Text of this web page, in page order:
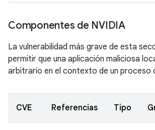
Componentes de NVIDIA
La vulnerabilidad más grave de esta
permitir que una aplicación maliciosa
arbitrario en el contexto de un proceso
CVE Referencias Tipo